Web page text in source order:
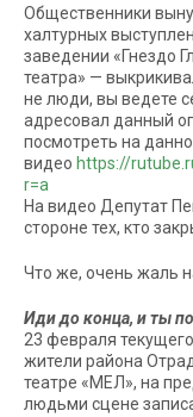
Общественники
халтурных
заведении «Гнездо
театра» —
не люди, вы ведете
адресовал данный
посмотреть на
видео https://
r=a
На видео Депутат
стороне тех, кто
Что же, очень жаль
Иди до конца, и ты
23 февраля
жители района
театре «МЕЛ», на
людьми сцене